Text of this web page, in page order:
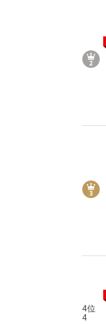
4位
4